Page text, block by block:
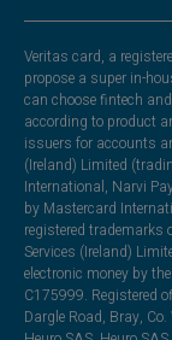
Veritas card, a
propose a super in-
can choose fintech
according to product
issuers for accounts
(Ireland) Limited
International, Narvi
by Mastercard
registered trademarks
Services (Ireland)
electronic money by
C175999. Registered
Dargle Road, Bray,